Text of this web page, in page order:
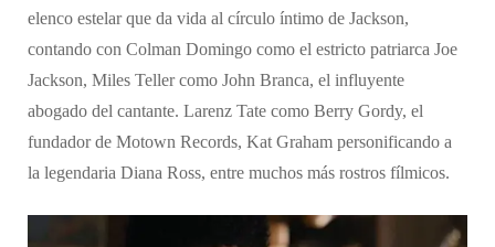
elenco estelar que da vida al círculo íntimo de Jackson,
contando con Colman Domingo como el estricto patriarca Joe
Jackson, Miles Teller como John Branca, el influyente
abogado del cantante. Larenz Tate como Berry Gordy, el
fundador de Motown Records, Kat Graham personificando a
la legendaria Diana Ross, entre muchos más rostros fílmicos.